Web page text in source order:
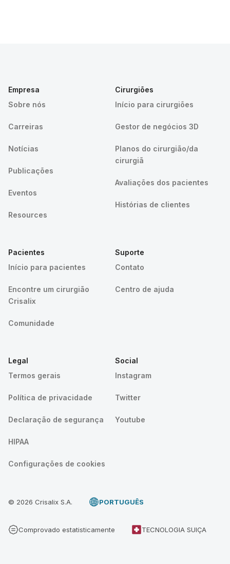
Empresa
Sobre nós
Carreiras
Notícias
Publicações
Eventos
Resources
Cirurgiões
Início para cirurgiões
Gestor de negócios 3D
Planos do cirurgião/da
cirurgiã
Avaliações dos pacientes
Histórias de clientes
Pacientes
Início para pacientes
Encontre um cirurgião
Crisalix
Comunidade
Suporte
Contato
Centro de ajuda
Legal
Termos gerais
Política de privacidade
Declaração de segurança
HIPAA
Configurações de cookies
Social
Instagram
Twitter
Youtube
© 2026 Crisalix S.A. PORTUGUÊS
Comprovado estatisticamente TECNOLOGIA SUIÇA